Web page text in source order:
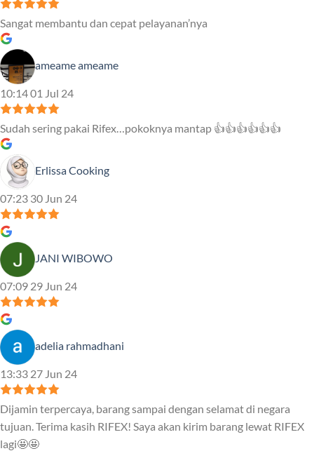
Sangat membantu dan cepat pelayanan’nya
ameame ameame
10:14 01 Jul 24
Sudah sering pakai Rifex…pokoknya mantap 👍👍👍👍👍👍
Erlissa Cooking
07:23 30 Jun 24
JANI WIBOWO
07:09 29 Jun 24
adelia rahmadhani
13:33 27 Jun 24
Dijamin terpercaya, barang sampai dengan selamat di negara
tujuan. Terima kasih RIFEX! Saya akan kirim barang lewat RIFEX
lagi🤩🤩